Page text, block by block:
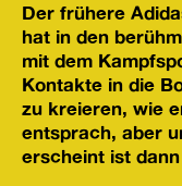
Der frühere
hat in den
mit dem
Kontakte in die
zu kreieren, wie
entsprach, aber
erscheint ist